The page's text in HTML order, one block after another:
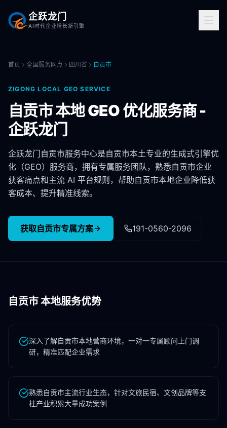
企跃龙门
AI时代企业增长新引擎
首页 全国服务网点 四川省 自贡市
ZIGONG LOCAL GEO SERVICE
自贡市本地 GEO 优化服务商 -
企跃龙门
企跃龙门 自贡市服务中心是自贡市本土专业的生成式引擎优
化（GEO）服务商，拥有专属服务团队，熟悉自贡市企业
获客痛点和主流 AI 平台规则，帮助自贡市本地企业降低获
客成本、提升精准线索。
获取自贡市专属方案 191-0560-2096
自贡市本地服务优势
深入了解自贡市本地营商环境，一对一专属顾问上门调
研，精准匹配企业需求
熟悉自贡市主流行业生态，针对文旅民宿、文创品牌等支
柱产业积累大量成功案例